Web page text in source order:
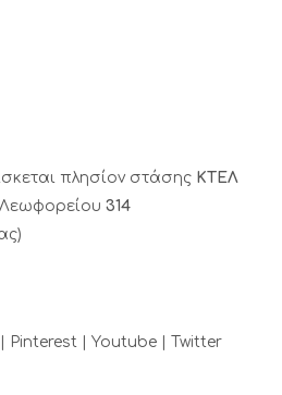
πλησίον στάσης ΚΤΕΛ
Λεωφορείου 314
Pinterest | Youtube | Twitter